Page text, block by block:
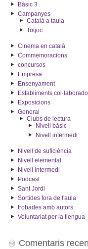
Bàsic 3
Campanyes
Català a taula
Totjoc
Cinema en català
Commemoracions
concursos
Empresa
Ensenyament
Establiments
Exposicions
General
Clubs de lectura
Nivell bàsic
Nivell intermedi
Nivell de suficiència
Nivell elemental
Nivell intermedi
Podcast
Sant Jordi
Sortides fora de l'aula
trobades amb autors
Voluntariat per la llengua
Comentaris